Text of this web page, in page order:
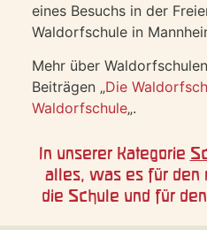
eines Besuchs in der
Waldorfschule in
Mehr über
Beiträgen „Die
Waldorfschule„.
In unserer Kategorie
alles, was es für den
die Schule und für